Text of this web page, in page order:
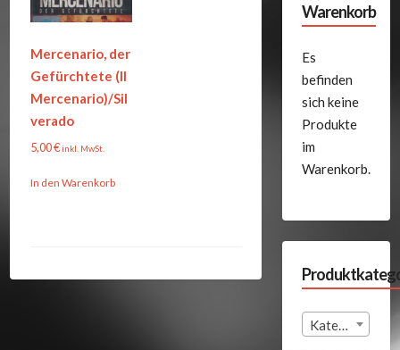
Mercenario, der
Gefürchtete (Il
Mercenario)/Sil
verado
5,00€inkl. MwSt.
In den Warenkorb
Warenkorb
Es
befinden
sich keine
Produkte
im
Warenkorb.
Kategorie auswählen